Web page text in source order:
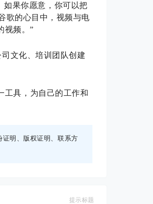
如果你愿意，你可以把
歌的心目中，视频与电
视频。”
文化、培训团队创建
工具，为自己的工作和
明、版权证明、联系方
提示标题